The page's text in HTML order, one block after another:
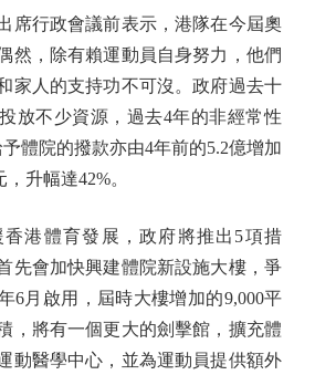
行政會議前表示，港隊在今屆奧
然，除有賴運動員自身努力，他們
家人的支持功不可沒。政府過去十
放不少資源，過去4年的非經常性
體院的撥款亦由4年前的5.2億增加
升幅達42%。
體育發展，政府將推出5項措
先會加快興建體院新設施大樓，爭
6月啟用，屆時大樓增加的9,000平
，將有一個更大的劍擊館，擴充體
動醫學中心，並為運動員提供額外